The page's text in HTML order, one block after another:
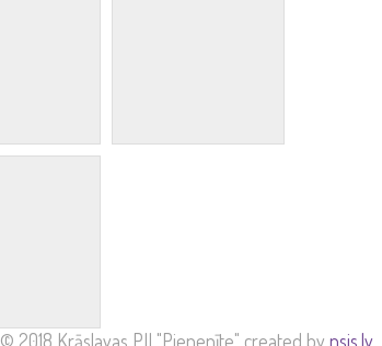
© 2018 Krāslavas PII "Pienenīte" created by nsis.lv